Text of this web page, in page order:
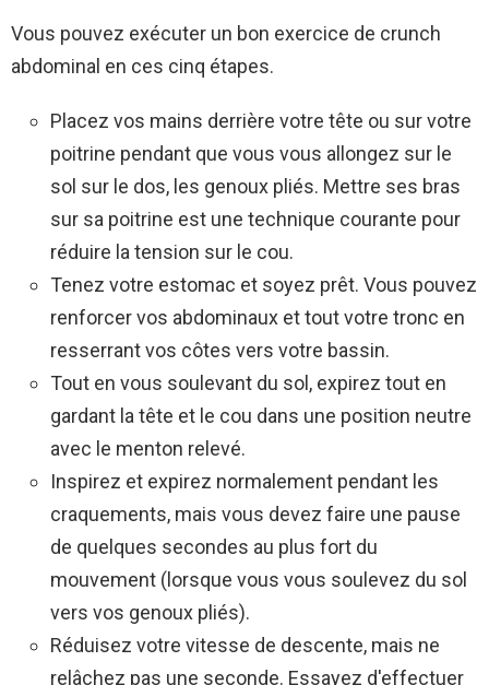
Vous pouvez exécuter un bon exercice de crunch
abdominal en ces cinq étapes.
Placez vos mains derrière votre tête ou sur votre
poitrine pendant que vous vous allongez sur le
sol sur le dos, les genoux pliés. Mettre ses bras
sur sa poitrine est une technique courante pour
réduire la tension sur le cou.
Tenez votre estomac et soyez prêt. Vous pouvez
renforcer vos abdominaux et tout votre tronc en
resserrant vos côtes vers votre bassin.
Tout en vous soulevant du sol, expirez tout en
gardant la tête et le cou dans une position neutre
avec le menton relevé.
Inspirez et expirez normalement pendant les
craquements, mais vous devez faire une pause
de quelques secondes au plus fort du
mouvement (lorsque vous vous soulevez du sol
vers vos genoux pliés).
Réduisez votre vitesse de descente, mais ne
relâchez pas une seconde. Essayez d'effectuer